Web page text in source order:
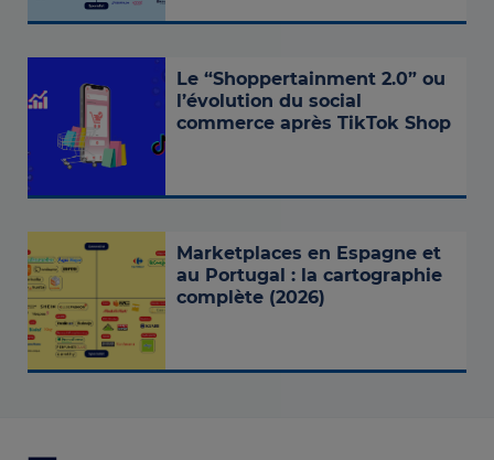
Le “Shoppertainment 2.0” ou
l’évolution du social
commerce après TikTok Shop
Marketplaces en Espagne et
au Portugal : la cartographie
complète (2026)